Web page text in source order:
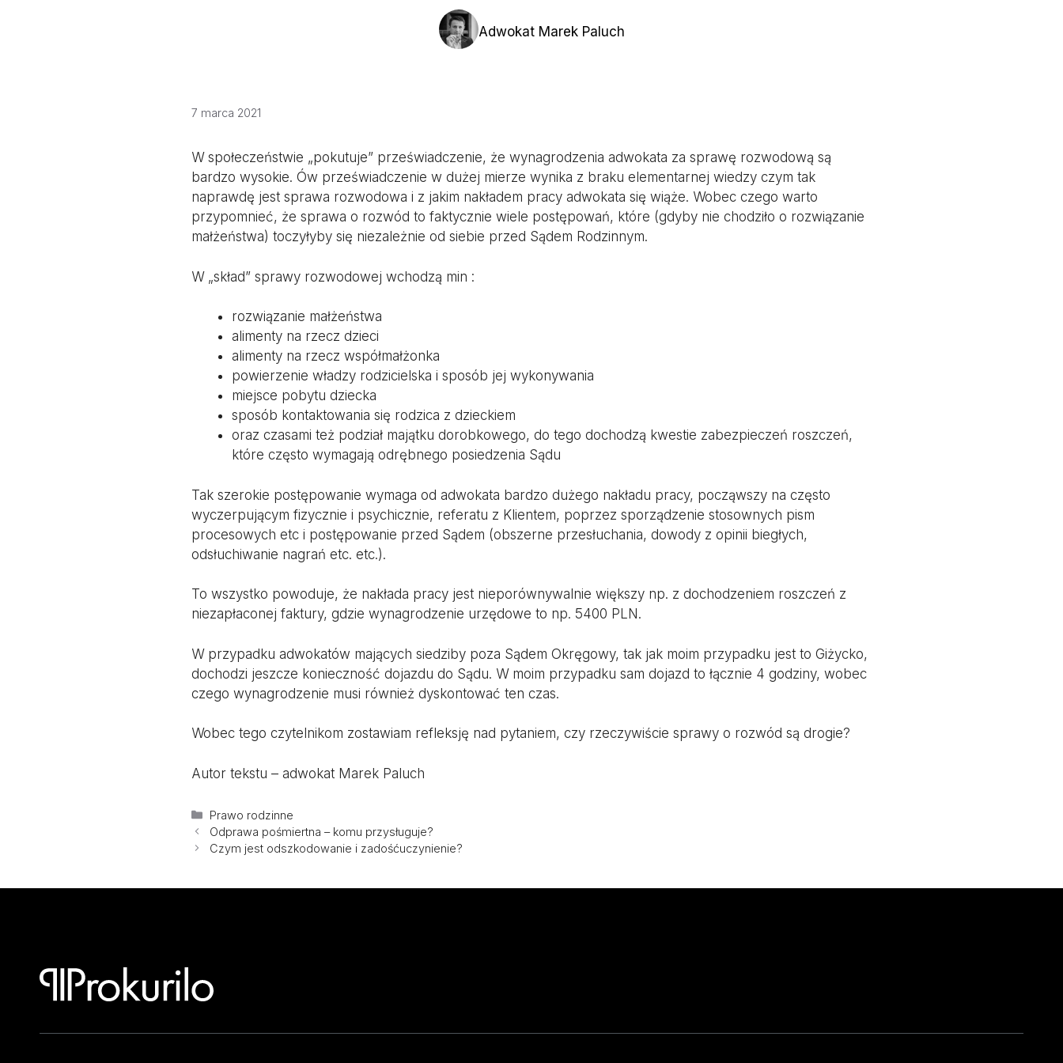
Adwokat Marek Paluch
7 marca 2021
W społeczeństwie „pokutuje” przeświadczenie, że wynagrodzenia adwokata za sprawę rozwodową są
bardzo wysokie. Ów przeświadczenie w dużej mierze wynika z braku elementarnej wiedzy czym tak
naprawdę jest sprawa rozwodowa i z jakim nakładem pracy adwokata się wiąże. Wobec czego warto
przypomnieć, że sprawa o rozwód to faktycznie wiele postępowań, które (gdyby nie chodziło o rozwiązanie
małżeństwa) toczyłyby się niezależnie od siebie przed Sądem Rodzinnym.
W „skład” sprawy rozwodowej wchodzą min :
rozwiązanie małżeństwa
alimenty na rzecz dzieci
alimenty na rzecz współmałżonka
powierzenie władzy rodzicielska i sposób jej wykonywania
miejsce pobytu dziecka
sposób kontaktowania się rodzica z dzieckiem
oraz czasami też podział majątku dorobkowego, do tego dochodzą kwestie zabezpieczeń roszczeń,
które często wymagają odrębnego posiedzenia Sądu
Tak szerokie postępowanie wymaga od adwokata bardzo dużego nakładu pracy, począwszy na często
wyczerpującym fizycznie i psychicznie, referatu z Klientem, poprzez sporządzenie stosownych pism
procesowych etc i postępowanie przed Sądem (obszerne przesłuchania, dowody z opinii biegłych,
odsłuchiwanie nagrań etc. etc.).
To wszystko powoduje, że nakłada pracy jest nieporównywalnie większy np. z dochodzeniem roszczeń z
niezapłaconej faktury, gdzie wynagrodzenie urzędowe to np. 5400 PLN.
W przypadku adwokatów mających siedziby poza Sądem Okręgowy, tak jak moim przypadku jest to Giżycko,
dochodzi jeszcze konieczność dojazdu do Sądu. W moim przypadku sam dojazd to łącznie 4 godziny, wobec
czego wynagrodzenie musi również dyskontować ten czas.
Wobec tego czytelnikom zostawiam refleksję nad pytaniem, czy rzeczywiście sprawy o rozwód są drogie?
Autor tekstu – adwokat Marek Paluch
Kategorie
Prawo rodzinne
Odprawa pośmiertna – komu przysługuje?
Czym jest odszkodowanie i zadośćuczynienie?